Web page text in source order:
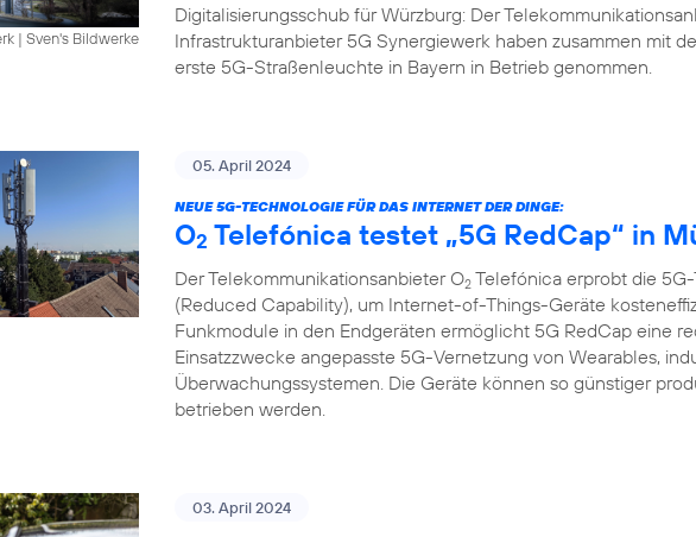
| Sven's Bildwerke
Digitalisierungsschub für Würzburg: Der
Infrastrukturanbieter 5G Synergiewerk haben zusammen mit
erste 5G-Straßenleuchte in Bayern in Betrieb genommen.
05. April 2024
NEUE 5G-TECHNOLOGIE FÜR DAS INTERNET DER DINGE:
O2 Telefónica testet „5G RedCap“ in
Der Telekommunikationsanbieter O2 Telefónica erprobt die
(Reduced Capability), um Internet-of-Things-Geräte
Funkmodule in den Endgeräten ermöglicht 5G RedCap eine
Einsatzzwecke angepasste 5G-Vernetzung von Wearables,
Überwachungssystemen. Die Geräte können so günstiger
betrieben werden.
03. April 2024